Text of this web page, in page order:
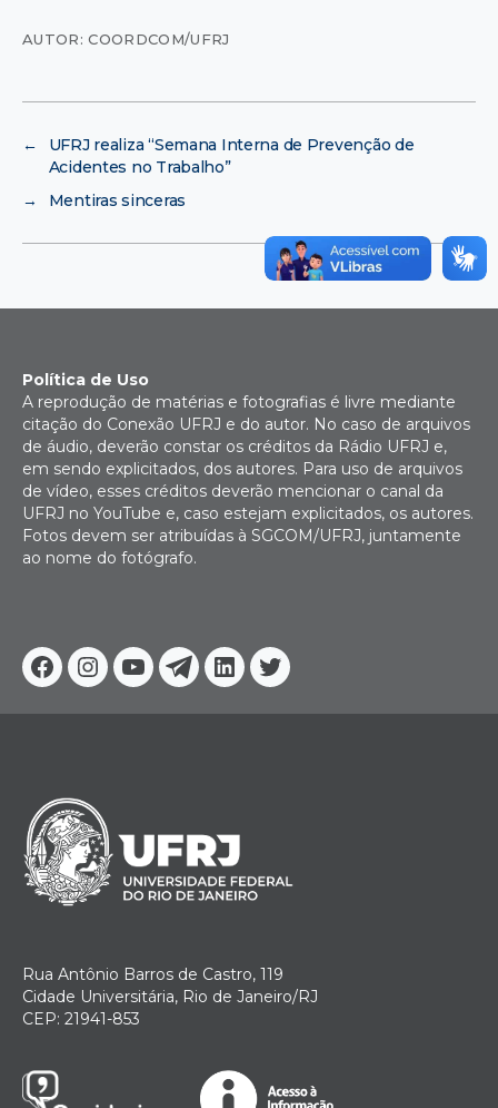
AUTOR: COORDCOM/UFRJ
←
UFRJ realiza “Semana Interna de Prevenção de
Acidentes no Trabalho”
→
Mentiras sinceras
Facebook
Instagram
YoutubeTelegram
Linkedin
Twitter
Política de Uso
A reprodução de matérias e fotografias é livre mediante
citação do Conexão UFRJ e do autor. No caso de arquivos
de áudio, deverão constar os créditos da Rádio UFRJ e,
em sendo explicitados, dos autores. Para uso de arquivos
de vídeo, esses créditos deverão mencionar o canal da
UFRJ no YouTube e, caso estejam explicitados, os autores.
Fotos devem ser atribuídas à SGCOM/UFRJ, juntamente
ao nome do fotógrafo.
Rua Antônio Barros de Castro, 119
Cidade Universitária, Rio de Janeiro/RJ
CEP: 21941-853